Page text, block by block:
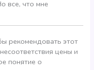
все, что мне
рекомендовать этот
цены и
понятие о